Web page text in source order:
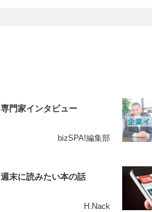
専門家インタビュー
bizSPA!編集部
週末に読みたい本の話
H.Nack